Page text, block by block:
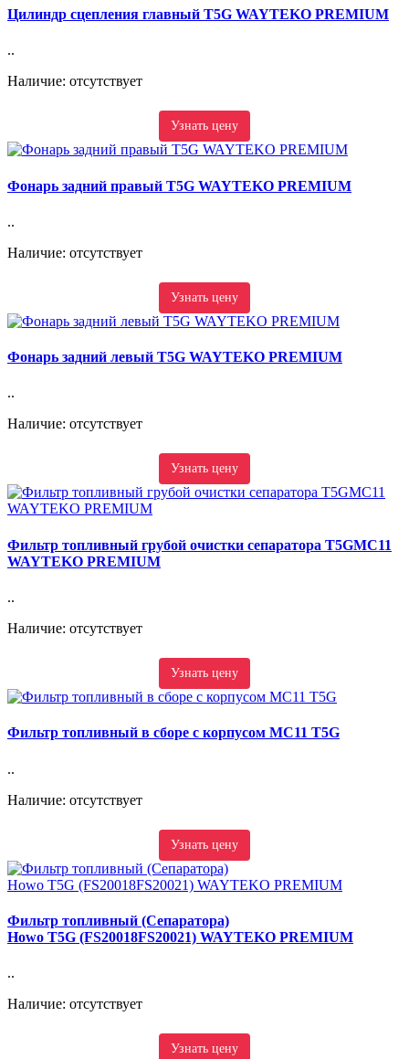
Цилиндр сцепления главный T5G WAYTEKO PREMIUM
..
Наличие: отсутствует
Узнать цену
Фонарь задний правый T5G WAYTEKO PREMIUM
..
Наличие: отсутствует
Узнать цену
Фонарь задний левый T5G WAYTEKO PREMIUM
..
Наличие: отсутствует
Узнать цену
Фильтр топливный грубой очистки сепаратора T5GMC11
WAYTEKO PREMIUM
..
Наличие: отсутствует
Узнать цену
Фильтр топливный в сборе с корпусом MC11 T5G
..
Наличие: отсутствует
Узнать цену
Фильтр топливный (Сепаратора)
Howo T5G (FS20018FS20021) WAYTEKO PREMIUM
..
Наличие: отсутствует
Узнать цену